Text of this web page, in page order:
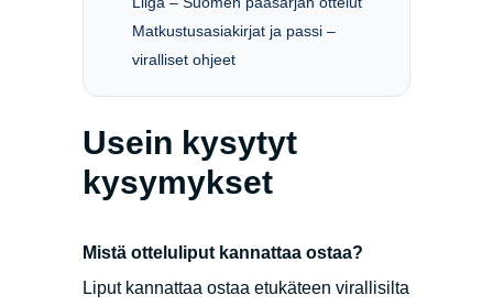
Matkustusasiakirjat ja passi –
viralliset ohjeet
Usein kysytyt
kysymykset
Mistä otteluliput kannattaa ostaa?
Liput kannattaa ostaa etukäteen virallisilta